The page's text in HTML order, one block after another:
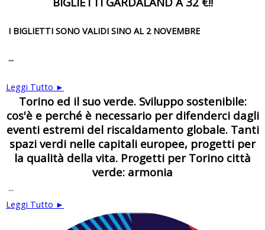
I BIGLIETTI SONO VALIDI SINO AL 2 NOVEMBRE
...
Leggi Tutto ►
Torino ed il suo verde. Sviluppo sostenibile:
cos'è e perché è necessario per difenderci dagli
eventi estremi del riscaldamento globale. Tanti
spazi verdi nelle capitali europee, progetti per
la qualità della vita. Progetti per Torino città
verde: armonia
...
Leggi Tutto ►